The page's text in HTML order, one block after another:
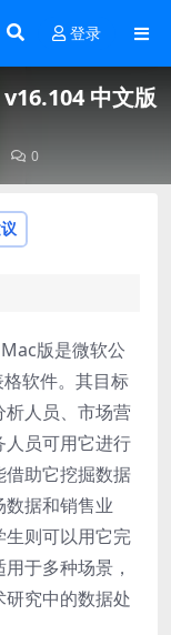
登录
中文版
0
版是微软公
软件。其目标
析人员、市场营
员可用它进行
借助它挖掘数据
据和销售业
则可以用它完
于多种场景，
究中的数据处